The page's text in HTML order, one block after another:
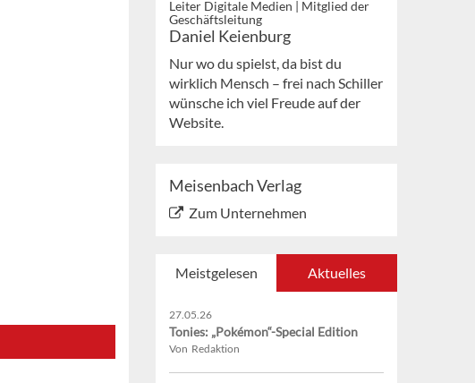
Leiter Digitale Medien | Mitglied der
Geschäftsleitung
Daniel Keienburg
Nur wo du spielst, da bist du
wirklich Mensch – frei nach Schiller
wünsche ich viel Freude auf der
Website.
Meisenbach Verlag
Zum Unternehmen
Meistgelesen Aktuelles
27.05.26
Tonies: „Pokémon“-Special Edition
Von Redaktion